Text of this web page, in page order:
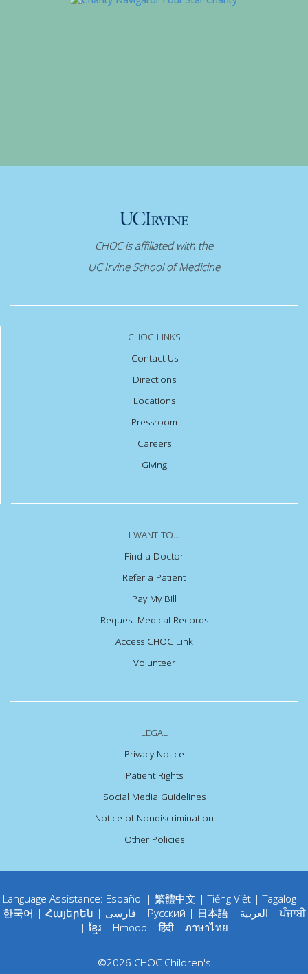
CHOC is affiliated with the
UC Irvine School of Medicine
CHOC LINKS
Contact Us
Directions
Locations
Pressroom
Careers
Giving
I WANT TO...
Find a Doctor
Refer a Patient
Pay My Bill
Request Medical Records
Access CHOC Link
Volunteer
LEGAL
Privacy Notice
Patient Rights
Social Media Guidelines
Notice of Nondiscrimination
Other Policies
Language Assistance: Español | 繁體中文 |Tiếng Việt |Tagalog |
한국어 | Հայերեն | فارسی| Русский | 日本語| العربية |ਪੰਜਾਬੀ
| ខ្មែរ | Hmoob |हिंदी| ภาษาไทย
©2026 CHOC Children's